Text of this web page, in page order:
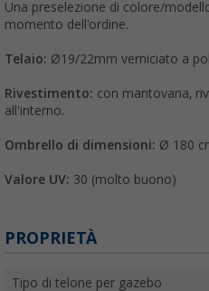
Una preselezione di colore/
momento dell'ordine.
Telaio: Ø19/22mm verniciato a
Rivestimento: con mantovana,
all'interno.
Ombrello di dimensioni: Ø 180
Valore UV: 30 (molto buono)
PROPRIETÀ
Tipo di telone per gazebo